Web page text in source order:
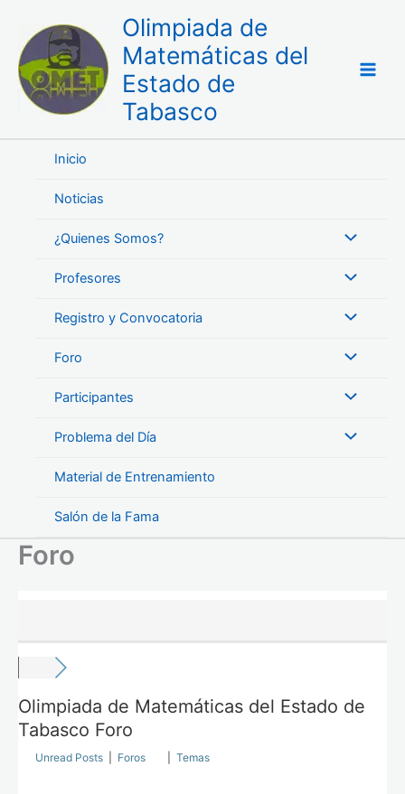
contenido
Olimpiada de
Matemáticas del
Estado de
Tabasco
Inicio
Noticias
¿Quienes Somos?
Profesores
Registro y Convocatoria
Foro
Participantes
Problema del Día
Material de Entrenamiento
Salón de la Fama
Foro
Olimpiada de Matemáticas del Estado de
Tabasco Foro
Unread Posts Foros Temas